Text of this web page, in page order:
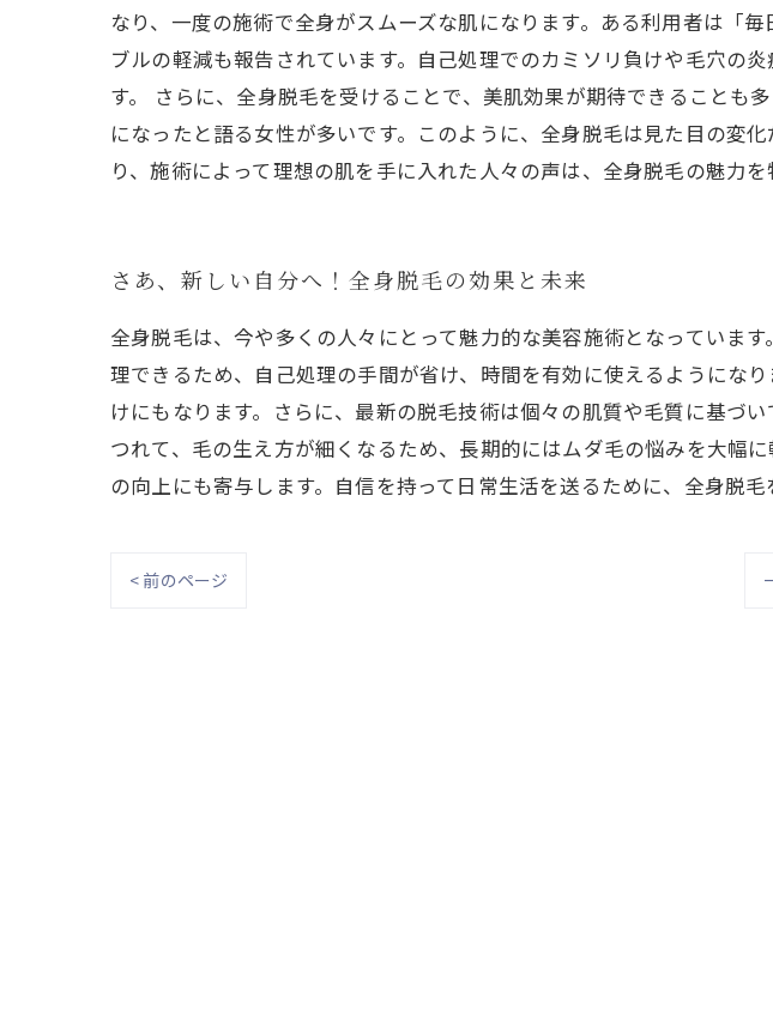
なり、一度の施術で全身がスムーズな肌になります。ある利用者は「
ブルの軽減も報告されています。自己処理でのカミソリ負けや毛穴の
す。 さらに、全身脱毛を受けることで、美肌効果が期待できることも
になったと語る女性が多いです。このように、全身脱毛は見た目の変
り、施術によって理想の肌を手に入れた人々の声は、全身脱毛の魅力を
さあ、新しい自分へ！全身脱毛の効果と未来
全身脱毛は、今や多くの人々にとって魅力的な美容施術となっていま
理できるため、自己処理の手間が省け、時間を有効に使えるようにな
けにもなります。さらに、最新の脱毛技術は個々の肌質や毛質に基づ
つれて、毛の生え方が細くなるため、長期的にはムダ毛の悩みを大幅
の向上にも寄与します。自信を持って日常生活を送るために、全身脱
< 前のページ